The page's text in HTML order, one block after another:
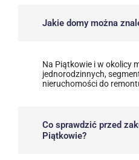
Jakie domy można
Na Piątkowie i w okolicy
jednorodzinnych,
nieruchomości do
Co sprawdzić przed
Piątkowie?